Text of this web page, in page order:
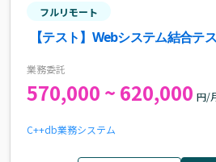
フルリモート
【テスト】Webシステム結合テ
業務委託
570,000 ~ 620,000 円/
C++db業務システム